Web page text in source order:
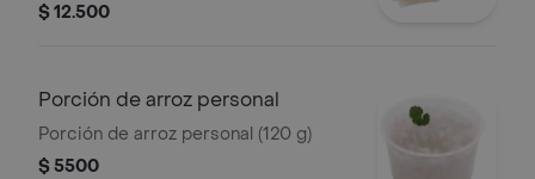
$ 12.500
Porción de arroz personal
Porción de arroz personal (120 g)
$ 5500